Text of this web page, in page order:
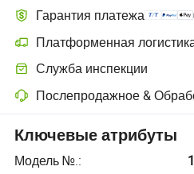
Гарантия платежа
Платформенная
Служба инспекции
Послепродажное &
Ключевые атрибуты
Модель №.: